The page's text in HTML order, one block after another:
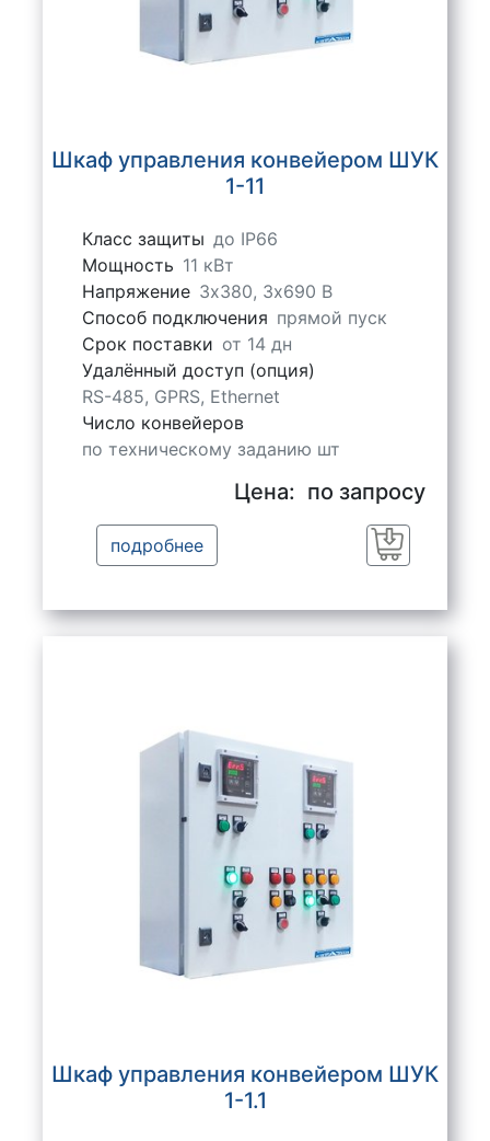
Шкаф управления конвейером ШУК
1-11
Класс защиты до IP66
Мощность 11 кВт
Напряжение 3х380, 3х690 В
Способ подключения прямой пуск
Срок поставки от 14 дн
Удалённый доступ (опция)
RS-485, GPRS, Ethernet
Число конвейеров
по техническому заданию шт
Цена: по запросу
подробнее
Заказать
Шкаф управления конвейером ШУК
1-1.1